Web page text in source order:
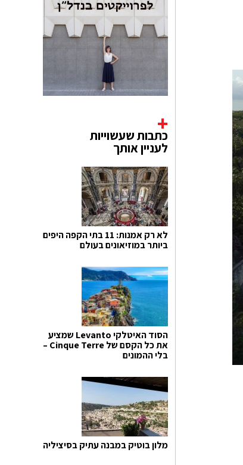
כתבות שעשוייות
לעניין אותך
לא רק אמנות: 11 בתי הקפה היפים
ביותר במוזיאונים בעולם
הסוד האיטלקי Levanto שמציע
את כל הקסם של Cinque Terre –
בלי ההמונים
מלון בוטיק במבנה עתיק בסיציליה